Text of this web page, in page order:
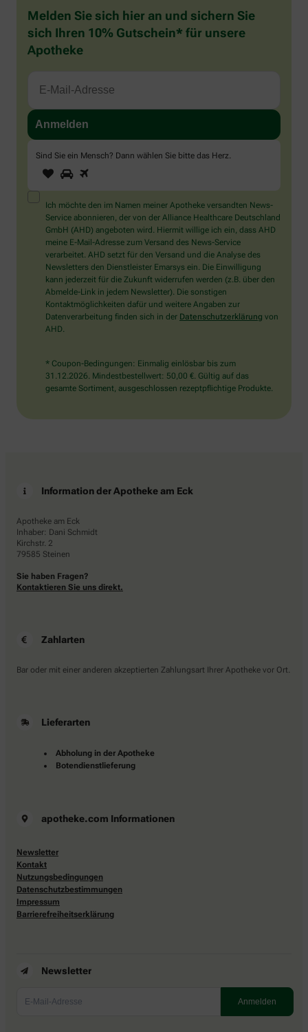
Melden Sie sich hier an und sichern Sie
sich Ihren 10% Gutschein* für unsere
Apotheke
Sind Sie ein Mensch? Dann wählen Sie bitte das Herz.
Sind
Sie
ein
Mensch?
Dann
wählen
Sie
bitte
das
Herz.
1 2
Ich möchte den im Namen meiner Apotheke versandten News-
Service abonnieren, der von der Alliance Healthcare Deutschland
GmbH (AHD) angeboten wird. Hiermit willige ich ein, dass AHD
meine E-Mail-Adresse zum Versand des News-Service
verarbeitet. AHD setzt für den Versand und die Analyse des
Newsletters den Dienstleister Emarsys ein. Die Einwilligung
kann jederzeit für die Zukunft widerrufen werden (z.B. über den
Abmelde-Link in jedem Newsletter). Die sonstigen
Kontaktmöglichkeiten dafür und weitere Angaben zur
Datenverarbeitung finden sich in der Datenschutzerklärung von
AHD.
* Coupon-Bedingungen: Einmalig einlösbar bis zum
31.12.2026. Mindestbestellwert: 50,00 €. Gültig auf das
gesamte Sortiment, ausgeschlossen rezeptpflichtige Produkte.
Information der Apotheke am Eck
Apotheke am Eck
Inhaber: Dani Schmidt
Kirchstr. 2
79585 Steinen
Sie haben Fragen?
Kontaktieren Sie uns direkt.
Zahlarten
Bar oder mit einer anderen akzeptierten Zahlungsart Ihrer Apotheke vor Ort.
Lieferarten
Abholung in der Apotheke
Botendienstlieferung
apotheke.com Informationen
Newsletter
Kontakt
Nutzungsbedingungen
Datenschutzbestimmungen
Impressum
Barrierefreiheitserklärung
Newsletter